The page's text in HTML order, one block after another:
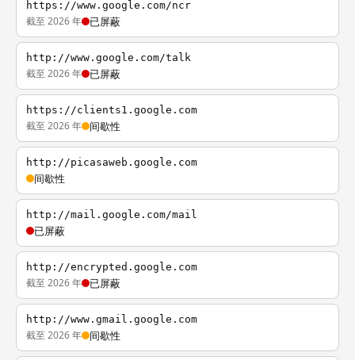
https://www.google.com/ncr
截至 2026 年 已屏蔽
http://www.google.com/talk
截至 2026 年 已屏蔽
https://clients1.google.com
截至 2026 年 间歇性
http://picasaweb.google.com
间歇性
http://mail.google.com/mail
已屏蔽
http://encrypted.google.com
截至 2026 年 已屏蔽
http://www.gmail.google.com
截至 2026 年 间歇性